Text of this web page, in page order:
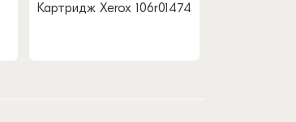
Картридж Xerox 106r01474